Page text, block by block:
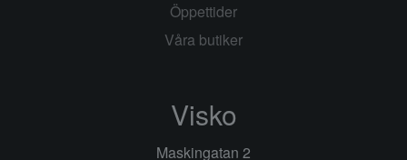
Öppettider
Våra butiker
Visko
Maskingatan 2